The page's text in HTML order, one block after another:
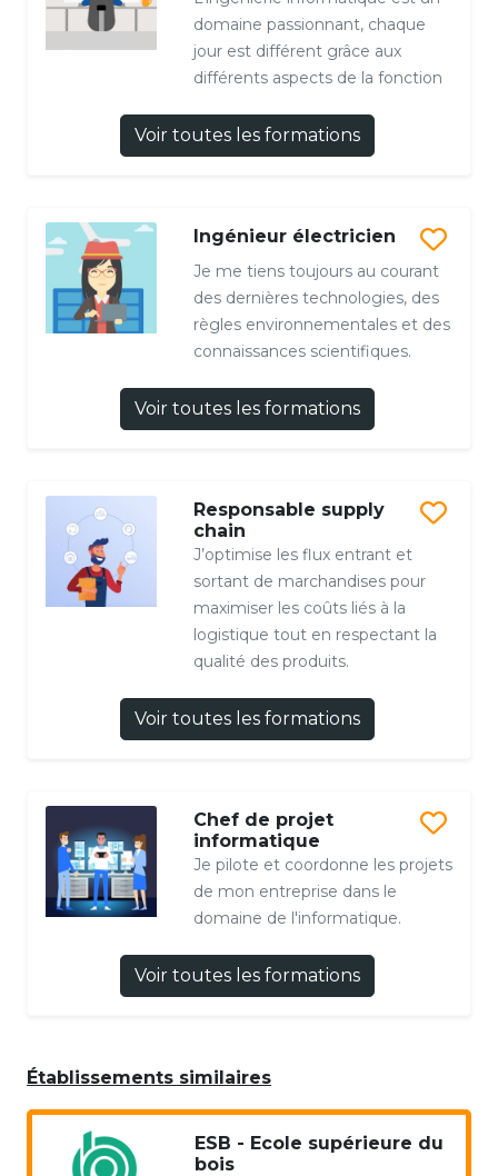
domaine passionnant, chaque
jour est différent grâce aux
différents aspects de la fonction
Voir toutes les formations
Ingénieur électricien
Je me tiens toujours au courant
des dernières technologies, des
règles environnementales et des
connaissances scientifiques.
Voir toutes les formations
Responsable supply
chain
J’optimise les flux entrant et
sortant de marchandises pour
maximiser les coûts liés à la
logistique tout en respectant la
qualité des produits.
Voir toutes les formations
Chef de projet
informatique
Je pilote et coordonne les projets
de mon entreprise dans le
domaine de l'informatique.
Voir toutes les formations
Établissements similaires
ESB - Ecole supérieure du
bois